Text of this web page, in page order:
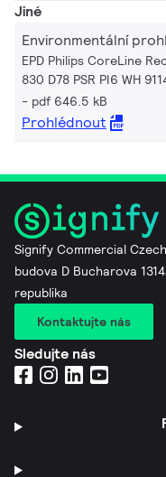
Jiné
Environmentální
EPD Philips CoreLine
830 D78 PSR PI6 WH
pdf 646.5 kB
Prohlédnout
Signify Commercial
budova D Bucharova
republika
Kontaktujte nás
Sledujte nás